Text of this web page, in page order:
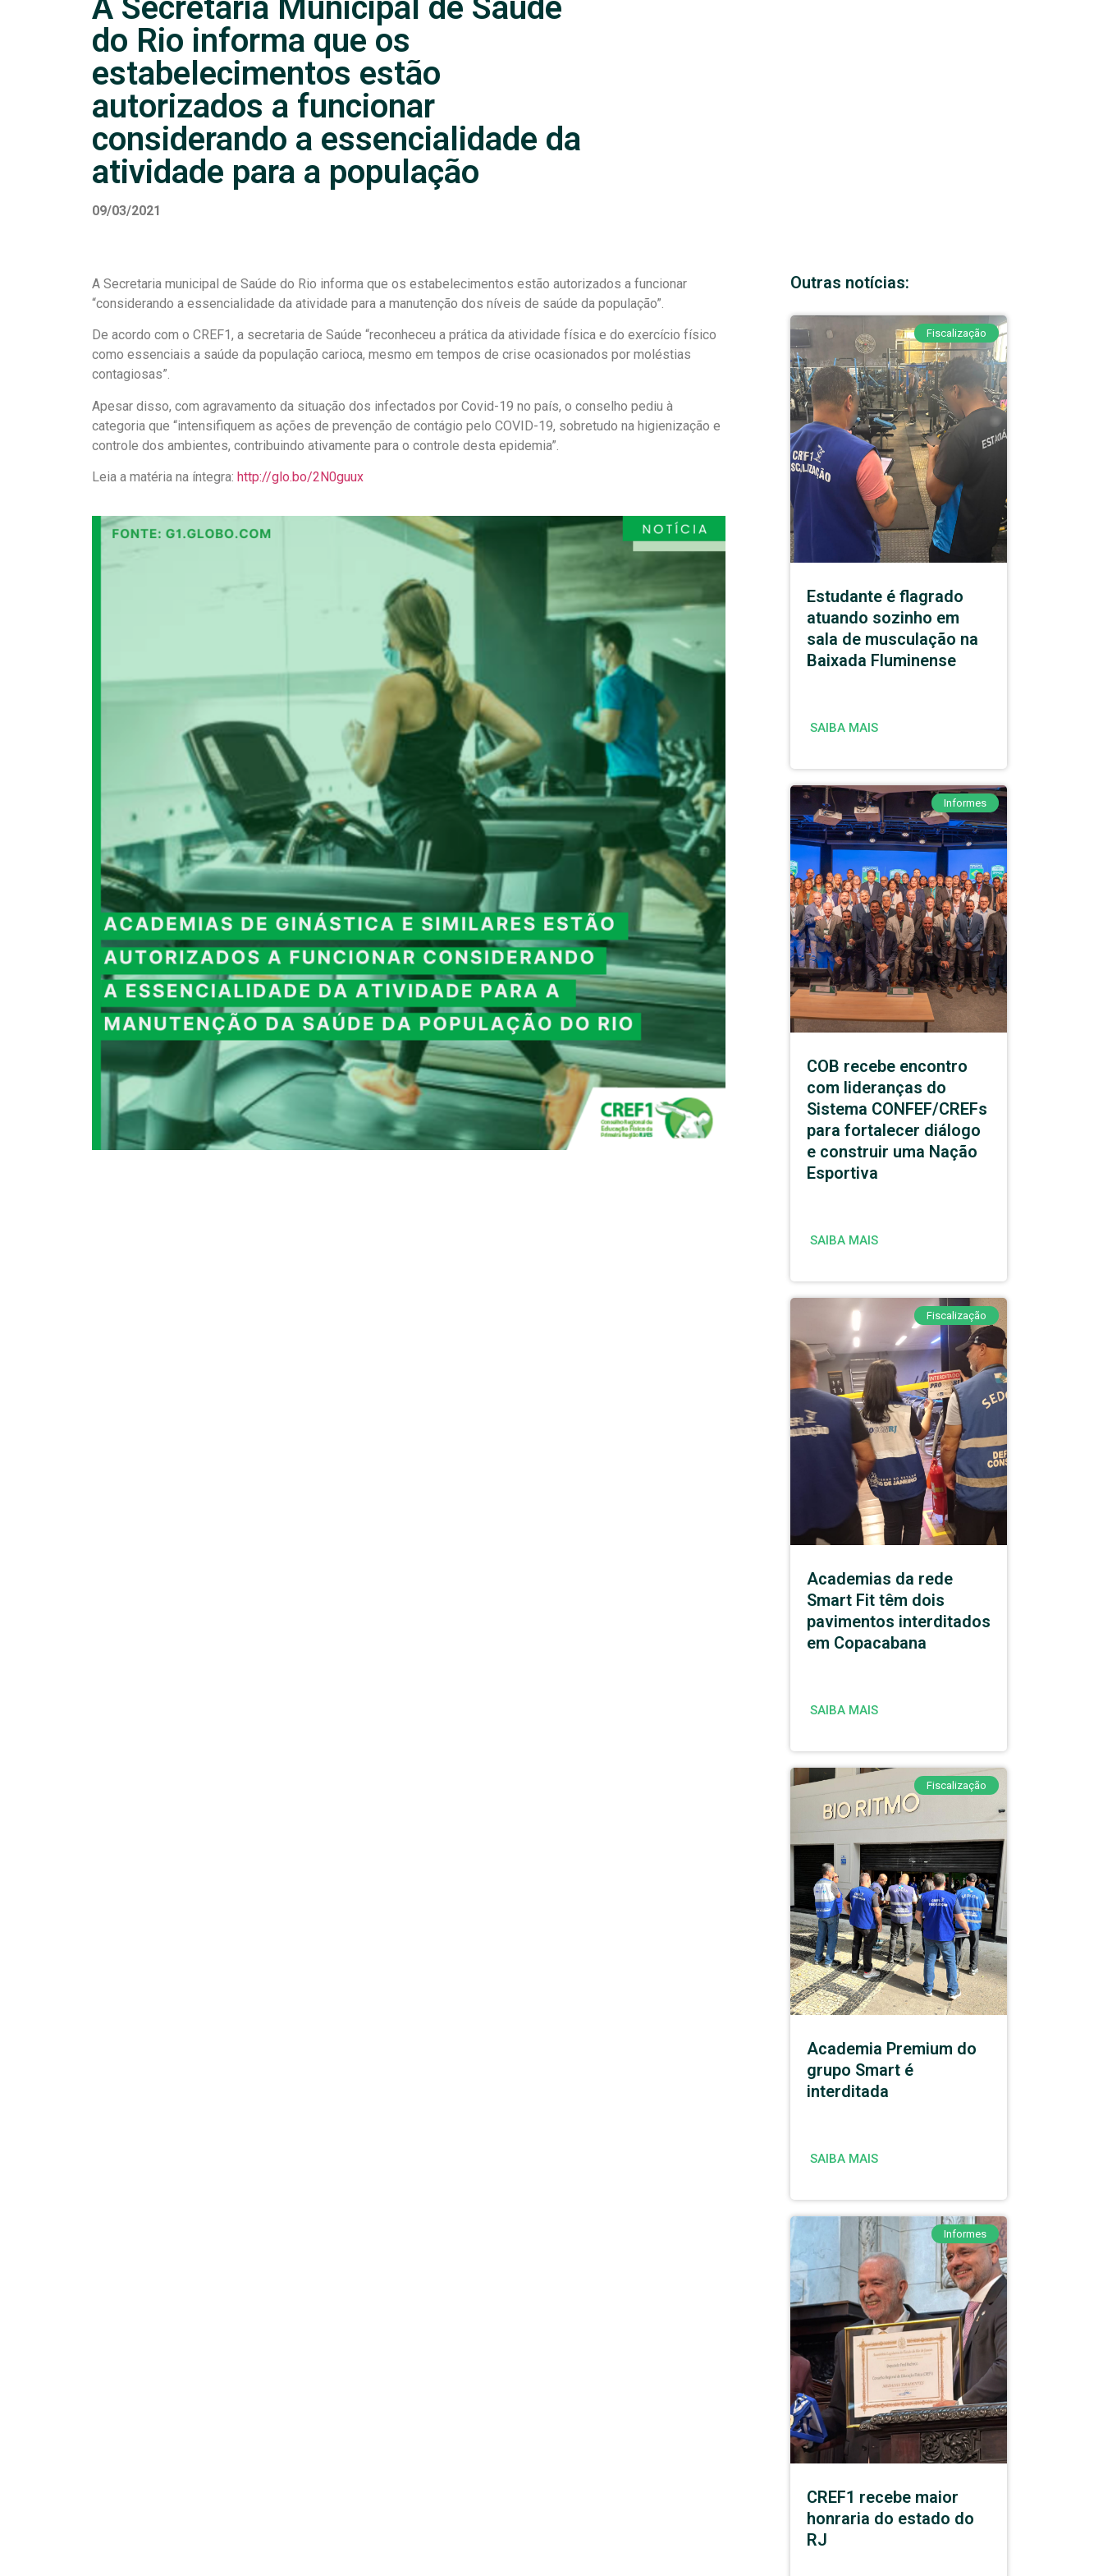
A Secretaria Municipal de Saúde
do Rio informa que os
estabelecimentos estão
autorizados a funcionar
considerando a essencialidade da
atividade para a população
09/03/2021
A Secretaria municipal de Saúde do Rio informa que os estabelecimentos estão autorizados a funcionar
“considerando a essencialidade da atividade para a manutenção dos níveis de saúde da população”.
De acordo com o CREF1, a secretaria de Saúde “reconheceu a prática da atividade física e do exercício físico
como essenciais a saúde da população carioca, mesmo em tempos de crise ocasionados por moléstias
contagiosas”.
Apesar disso, com agravamento da situação dos infectados por Covid-19 no país, o conselho pediu à
categoria que “intensifiquem as ações de prevenção de contágio pelo COVID-19, sobretudo na higienização e
controle dos ambientes, contribuindo ativamente para o controle desta epidemia”.
Leia a matéria na íntegra: http://glo.bo/2N0guux
Outras notícias:
Fiscalização
Estudante é flagrado
atuando sozinho em
sala de musculação na
Baixada Fluminense
SAIBA MAIS
Informes
COB recebe encontro
com lideranças do
Sistema CONFEF/CREFs
para fortalecer diálogo
e construir uma Nação
Esportiva
SAIBA MAIS
Fiscalização
Academias da rede
Smart Fit têm dois
pavimentos interditados
em Copacabana
SAIBA MAIS
Fiscalização
Academia Premium do
grupo Smart é
interditada
SAIBA MAIS
Informes
CREF1 recebe maior
honraria do estado do
RJ